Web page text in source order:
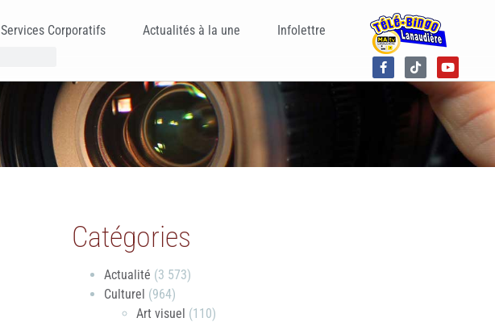
Services Corporatifs Actualités à la une Infolettre
Catégories
Actualité (3 573)
Culturel (964)
Art visuel (110)